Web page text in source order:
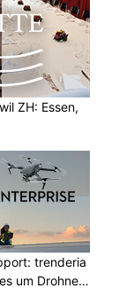
ZH: Essen,
trenderia
um Drohnen